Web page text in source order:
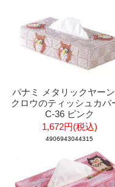
パナミ メタリックヤー
クロウのティッシュカバ
C-36 ピンク
1,672円(税込)
4906943044315